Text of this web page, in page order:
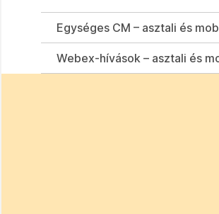
Egységes CM – asztali és
Webex-hívások – asztali és